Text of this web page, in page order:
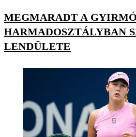
MEGMARADT A
HARMADOSZTÁLYBAN
LENDÜLETE